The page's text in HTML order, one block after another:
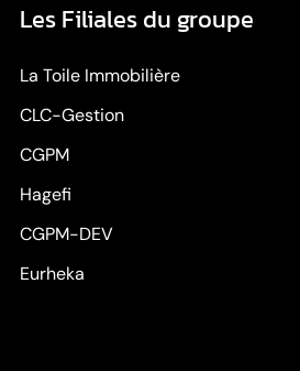
Les Filiales du groupe
La Toile Immobilière
CLC-Gestion
CGPM
Hagefi
CGPM-DEV
Eurheka